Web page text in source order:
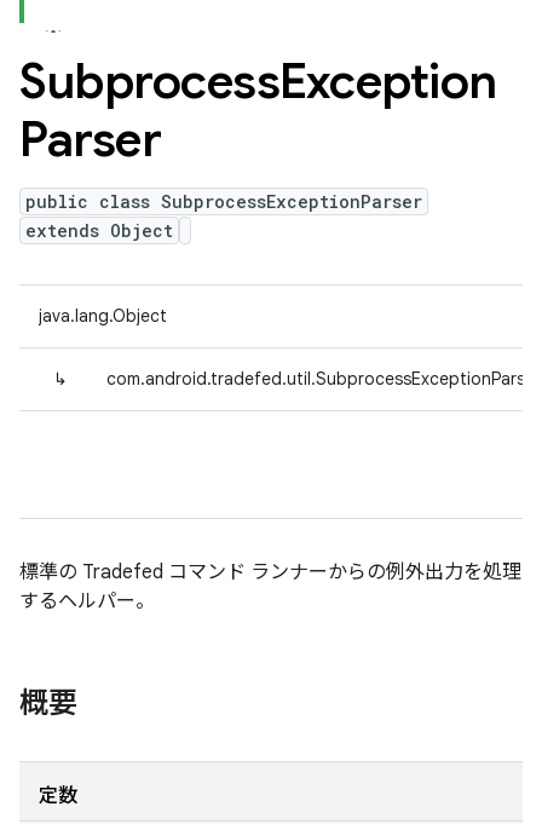
SubprocessException
Parser
public class SubprocessExceptionParser
extends Object
java.lang.Object
↳ com.android.tradefed.util.SubprocessExceptionParser
標準の Tradefed コマンド ランナーからの例外出力を処理
するヘルパー。
概要
定数